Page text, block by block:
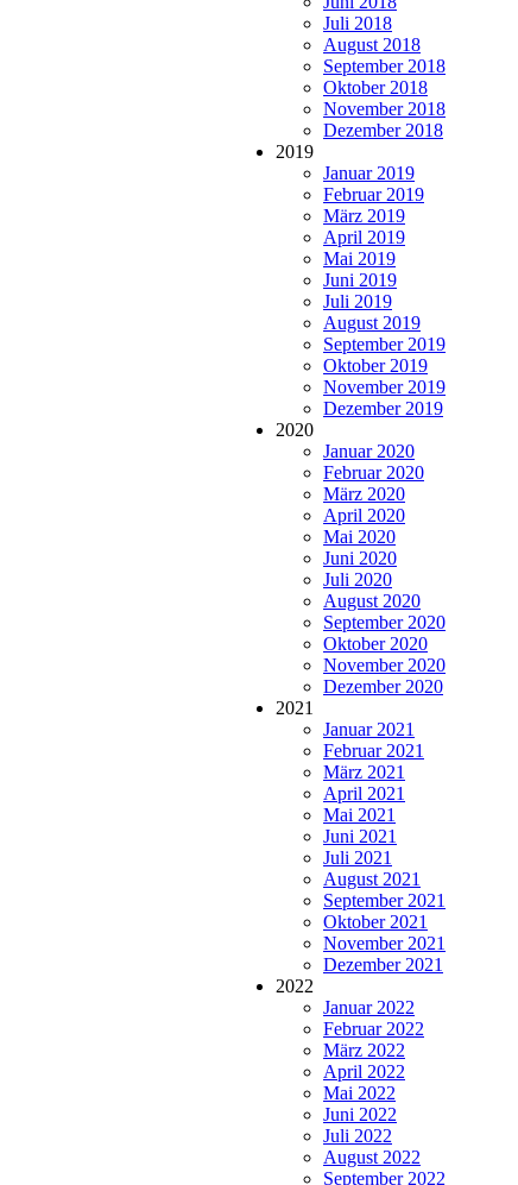
Juli 2018
August 2018
September 2018
Oktober 2018
November 2018
Dezember 2018
2019
Januar 2019
Februar 2019
März 2019
April 2019
Mai 2019
Juni 2019
Juli 2019
August 2019
September 2019
Oktober 2019
November 2019
Dezember 2019
2020
Januar 2020
Februar 2020
März 2020
April 2020
Mai 2020
Juni 2020
Juli 2020
August 2020
September 2020
Oktober 2020
November 2020
Dezember 2020
2021
Januar 2021
Februar 2021
März 2021
April 2021
Mai 2021
Juni 2021
Juli 2021
August 2021
September 2021
Oktober 2021
November 2021
Dezember 2021
2022
Januar 2022
Februar 2022
März 2022
April 2022
Mai 2022
Juni 2022
Juli 2022
August 2022
September 2022